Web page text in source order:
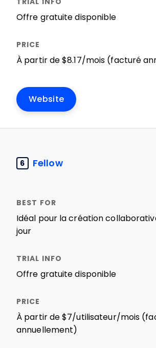
Offre gratuite disponible
À partir de $8.17/mois (facturé
Website
6 Fellow
Idéal pour la création
jour
Offre gratuite disponible
À partir de $7/utilisateur/mois
annuellement)